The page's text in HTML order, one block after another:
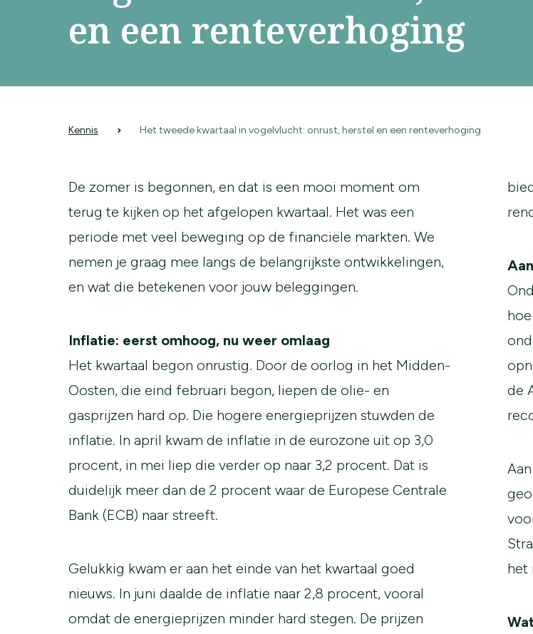
en een renteverhoging
Kennis Het tweede kwartaal in vogelvlucht: onrust, herstel en een renteverhoging
De zomer is begonnen, en dat is een mooi moment om
terug te kijken op het afgelopen kwartaal. Het was een
periode met veel beweging op de financiële markten. We
nemen je graag mee langs de belangrijkste ontwikkelingen,
en wat die betekenen voor jouw beleggingen.
Inflatie: eerst omhoog, nu weer omlaag
Het kwartaal begon onrustig. Door de oorlog in het Midden-
Oosten, die eind februari begon, liepen de olie- en
gasprijzen hard op. Die hogere energieprijzen stuwden de
inflatie. In april kwam de inflatie in de eurozone uit op 3,0
procent, in mei liep die verder op naar 3,2 procent. Dat is
duidelijk meer dan de 2 procent waar de Europese Centrale
Bank (ECB) naar streeft.
Gelukkig kwam er aan het einde van het kwartaal goed
nieuws. In juni daalde de inflatie naar 2,8 procent, vooral
omdat de energieprijzen minder hard stegen. De prijzen
de
het